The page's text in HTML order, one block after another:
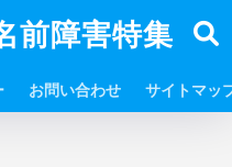
前障害特集
お問い合わせ サイトマッ